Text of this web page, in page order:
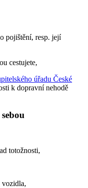
pojištění, resp. její
cestujete,
úřadu České
k dopravní nehodě
totožnosti,
vozidla,